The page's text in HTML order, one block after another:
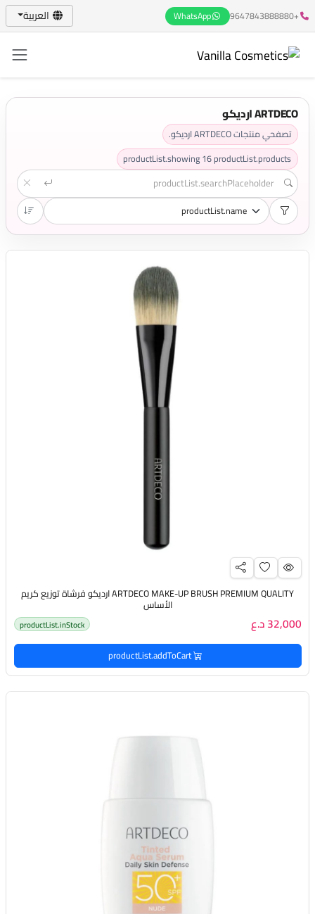
+9647843888880
WhatsApp العربية
ARTDECO ارديكو
تصفحي منتجات ARTDECO ارديكو.
productList.showing16productList.products
ARTDECO MAKE-UP BRUSH PREMIUM QUALITY ارديكو فرشاة توزيع كريم
الأساس
32,000 د.ع productList.inStock
productList.addToCart